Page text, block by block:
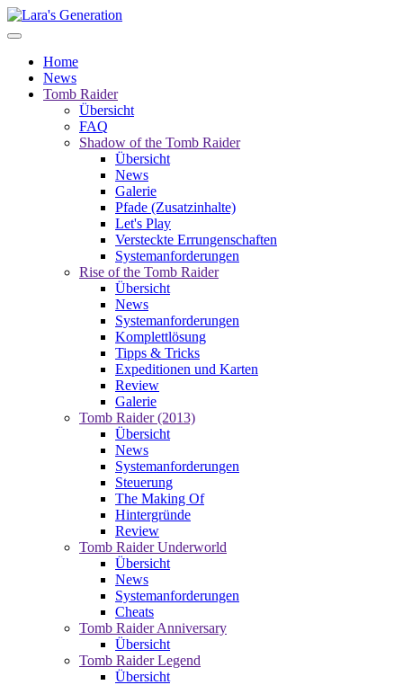
Home
News
Tomb Raider
Übersicht
FAQ
Shadow of the Tomb Raider
Übersicht
News
Galerie
Pfade (Zusatzinhalte)
Let's Play
Versteckte Errungenschaften
Systemanforderungen
Rise of the Tomb Raider
Übersicht
News
Systemanforderungen
Komplettlösung
Tipps & Tricks
Expeditionen und Karten
Review
Galerie
Tomb Raider (2013)
Übersicht
News
Systemanforderungen
Steuerung
The Making Of
Hintergründe
Review
Tomb Raider Underworld
Übersicht
News
Systemanforderungen
Cheats
Tomb Raider Anniversary
Übersicht
Tomb Raider Legend
Übersicht